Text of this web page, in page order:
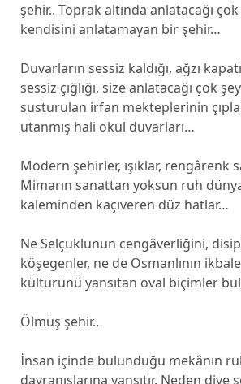
şehir.. Toprak altında anlatacağı
kendisini anlatamayan bir şehir…
Duvarların sessiz kaldığı, ağzı
sessiz çığlığı, size anlatacağı çok
susturulan irfan mekteplerinin
utanmış hali okul duvarları…
Modern şehirler, ışıklar, rengârenk
Mimarın sanattan yoksun ruh
kaleminden kaçıveren düz hatlar…
Ne Selçuklunun cengâverliğini,
köşegenler, ne de Osmanlının
kültürünü yansıtan oval biçimler
Ölmüş şehir..
İnsan içinde bulunduğu mekânın
davranışlarına yansıtır. Neden diye